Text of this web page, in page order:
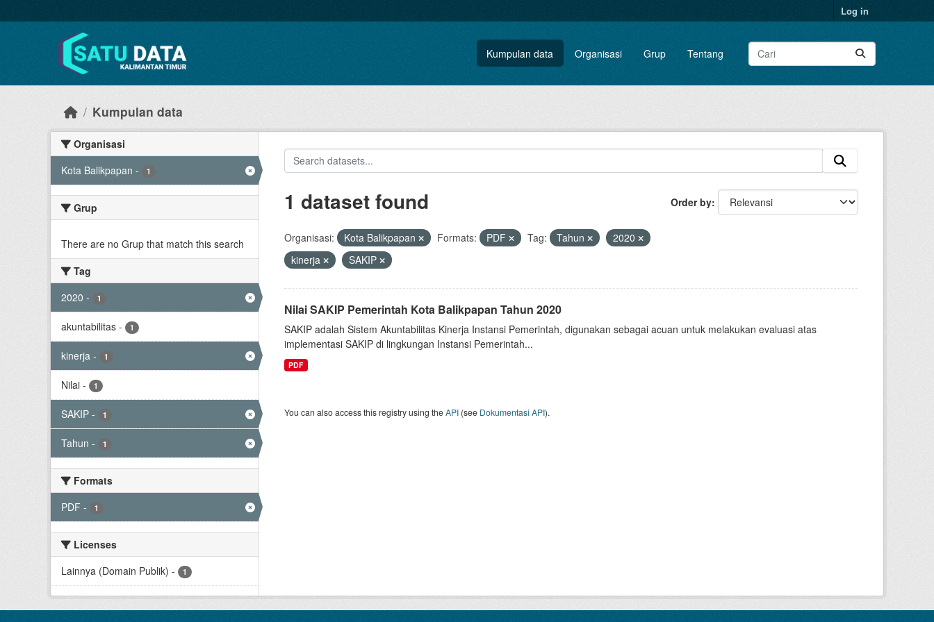
Log in
Kumpulan data Organisasi Grup Tentang
Kumpulan data
Organisasi
Kota Balikpapan - 1
Grup
There are no Grup that match this search
Tag
2020 - 1
akuntabilitas - 1
kinerja - 1
Nilai - 1
SAKIP - 1
Tahun - 1
Formats
PDF - 1
Licenses
Lainnya (Domain Publik) - 1
Order by
1 dataset found
Organisasi: Kota Balikpapan Formats: PDF Tag: Tahun
2020
kinerja
SAKIP
Nilai SAKIP Pemerintah Kota Balikpapan Tahun 2020
SAKIP adalah Sistem Akuntabilitas Kinerja Instansi Pemerintah, digunakan sebagai acuan untuk melakukan evaluasi atas
implementasi SAKIP di lingkungan Instansi Pemerintah...
PDF
You can also access this registry using theAPI(see Dokumentasi API).